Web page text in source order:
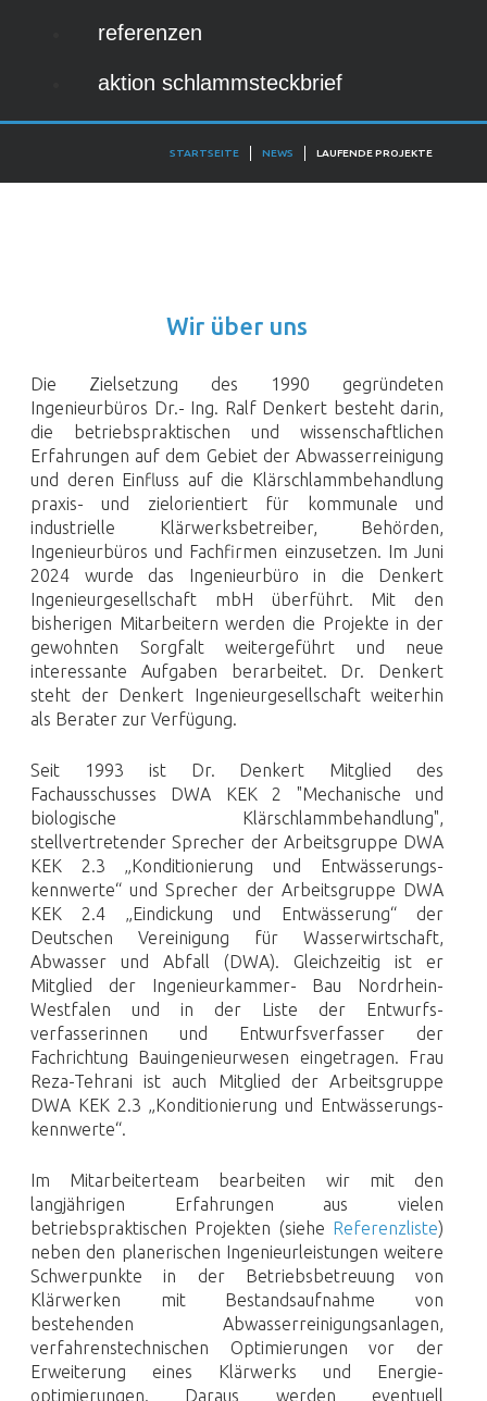
referenzen
aktion schlammsteckbrief
STARTSEITE NEWS LAUFENDE PROJEKTE
Wir über uns
Die Zielsetzung des 1990 gegründeten
Ingenieurbüros Dr.- Ing. Ralf Denkert besteht darin,
die betriebspraktischen und wissenschaftlichen
Erfahrungen auf dem Gebiet der Abwasser­reinigung
und deren Einfluss auf die Klärschlamm­behandlung
praxis- und zielorientiert für kommunale und
industrielle Klärwerksbetreiber, Behörden,
Ingenieurbüros und Fachfirmen einzusetzen. Im Juni
2024 wurde das Ingenieurbüro in die Denkert
Ingenieurgesellschaft mbH überführt. Mit den
bisherigen Mitarbeitern werden die Projekte in der
gewohnten Sorgfalt weitergeführt und neue
interessante Aufgaben berarbeitet. Dr. Denkert
steht der Denkert Ingenieurgesellschaft weiterhin
als Berater zur Verfügung.
Seit 1993 ist Dr. Denkert Mitglied des
Fachausschusses DWA KEK 2 "Mechanische und
biologische Klärschlamm­­behandlung",
stellvertretender Sprecher der Arbeitsgruppe DWA
KEK 2.3 „Konditionierung und Entwässerungs­­
kennwerte“ und Sprecher der Arbeitsgruppe DWA
KEK 2.4 „Eindickung und Entwässerung“ der
Deutschen Vereinigung für Wasserwirtschaft,
Abwasser und Abfall (DWA). Gleichzeitig ist er
Mitglied der Ingenieurkammer- Bau Nordrhein-
Westfalen und in der Liste der Entwurfs­
verfasserinnen und Entwurfs­verfasser der
Fachrichtung Bauingenieurwesen eingetragen. Frau
Reza-Tehrani ist auch Mitglied der Arbeitsgruppe
DWA KEK 2.3 „Konditionierung und Entwässerungs­­
kennwerte“.
Im Mitarbeiterteam bearbeiten wir mit den
langjährigen Erfahrungen aus vielen
betriebspraktischen Projekten (siehe Referenzliste)
neben den planerischen Ingenieurleistungen weitere
Schwerpunkte in der Betriebs­betreuung von
Klärwerken mit Bestandsaufnahme von
bestehenden Abwasser­reinigungs­anlagen,
verfahrenstechnischen Optimierungen vor der
Erweiterung eines Klärwerks und Energie­
optimierungen. Daraus werden eventuell